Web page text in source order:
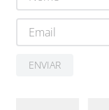
ENVIAR